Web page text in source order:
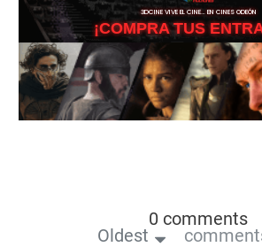
3DCINE VIVE EL CINE… EN CINES ODEÓN
¡COMPRA TUS
0 comments
Oldest